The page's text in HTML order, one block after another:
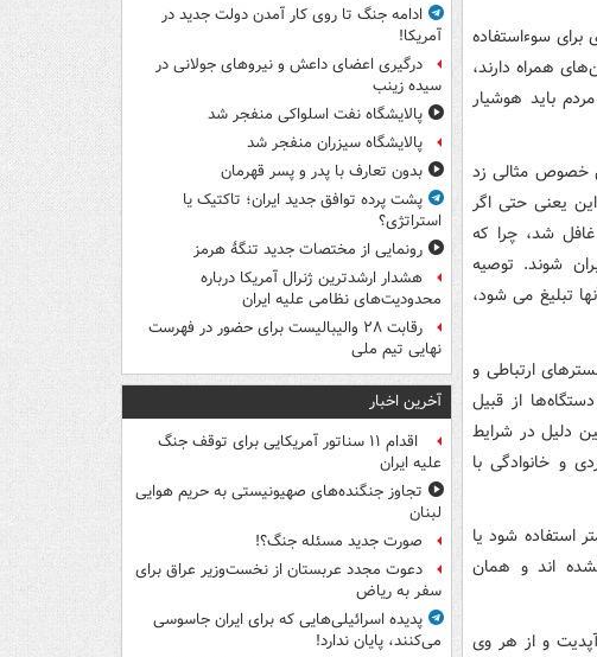
برای سوءاستفاده
همراه دارند،
باید هوشیار
خصوص مثالی زد
یعنی حتی اگر
شد، چرا که
شوند. توصیه
تبلیغ می شود،
ارتباطی و
از قبیل
دلیل در شرایط
و خانوادگی با
استفاده شود یا
اند و همان
آپدیت و از هر وی
ادامه جنگ تا روی کار آمدن دولت جدید در
آمریکا!
درگیری اعضای داعش و نیروهای جولانی در
سیده زینب
پالایشگاه نفت اسلواکی منفجر شد
پالایشگاه سیزران منفجر شد
بدون تعارف با پدر و پسر قهرمان
پشت پرده توافق جدید ایران؛ تاکتیک یا
استراتژی؟
رونمایی از مختصات جدید تنگۀ هرمز
هشدار ارشدترین ژنرال آمریکا درباره
محدودیت‌های نظامی علیه ایران
رقابت ۲۸ والیبالیست برای حضور در فهرست
نهایی تیم ملی
آخرین اخبار
اقدام ۱۱ سناتور آمریکایی برای توقف جنگ
علیه ایران
تجاوز جنگنده‌های صهیونیستی به حریم هوایی
لبنان
صورت جدید مسئله جنگ؟!
دعوت مجدد عربستان از نخست‌وزیر عراق برای
سفر به ریاض
پدیده اسرائیلی‌هایی که برای ایران جاسوسی
می‌کنند، پایان ندارد!